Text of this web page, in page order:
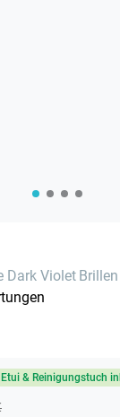
Dark Violet Brillen
Etui & Reinigungstuch